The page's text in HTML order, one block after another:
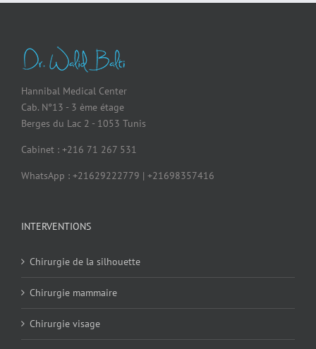
Hannibal Medical Center
Cab. N°13 - 3 ème étage
Berges du Lac 2 - 1053 Tunis
Cabinet : +216 71 267 531
WhatsApp : +21629222779 | +21698357416
INTERVENTIONS
Chirurgie de la silhouette
Chirurgie mammaire
Chirurgie visage